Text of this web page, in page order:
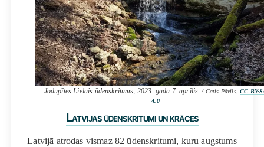
Jodupītes Lielais ūdenskritums, 2023. gada 7. aprīlis./ Gatis Pāvils,CC BY-
4.0
Latvijas ūdenskritumi un krāces
Latvijā atrodas vismaz 82 ūdenskritumi, kuru augstums